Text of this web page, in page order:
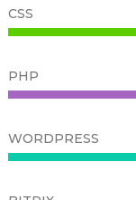
CSS
PHP
WORDPRESS